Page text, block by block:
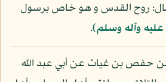
روح القدس و هو خاص برسول
وآله وسلم).
عن حفص بن غياث عن أبي عبد الله